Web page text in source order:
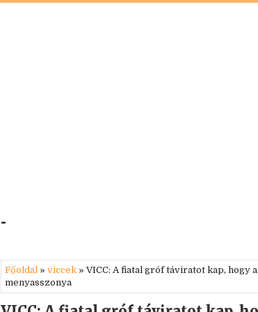
-
Főoldal » viccek » VICC: A fiatal gróf táviratot kap, hogy
menyasszonya